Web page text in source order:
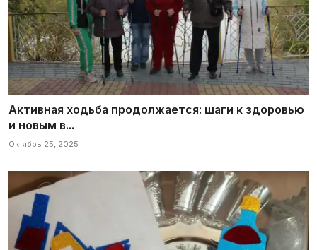
Активная ходьба продолжается: шаги к здоровью
и новым в...
Октябрь 25, 2025